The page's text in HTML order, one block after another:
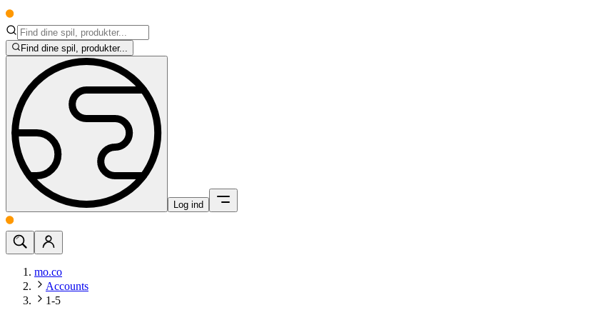
Find dine spil, produkter...
Log ind
mo.co
Accounts
1-5